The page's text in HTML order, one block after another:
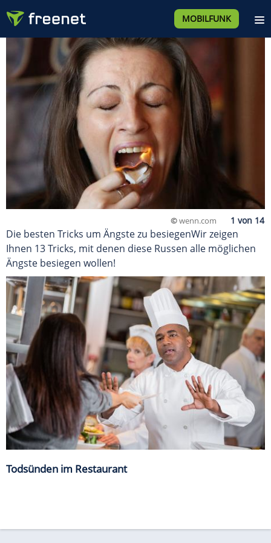
MOBILFUNK
©wenn.com
Die besten Tricks um Ängste zu besiegenWir zeigen
Ihnen 13 Tricks, mit denen diese Russen alle möglichen
Ängste besiegen wollen!
Todsünden im Restaurant